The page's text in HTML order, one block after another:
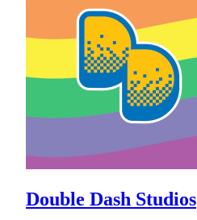
Double Dash Studios